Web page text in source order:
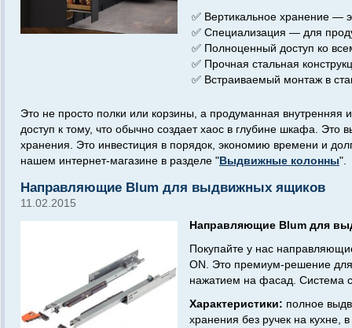
✅ Вертикальное хранение —
✅ Специализация — для
✅ Полноценный доступ ко
✅ Прочная стальная
✅ Встраиваемый монтаж в
Это не просто полки или корзины, а продуманная
доступ к тому, что обычно создает хаос в глубине шкафа.
хранения. Это инвестиция в порядок, экономию времени и
нашем интернет-магазине в разделе "Выдвижные колонны".
Hаправляющие Blum для выдвижных ящиков
11.02.2015
Hаправляющие Blum для
Покупайте у нас
ON. Это премиум-решение для
нажатием на фасад. Система
Характеристики: полное
хранения без ручек на кухне,